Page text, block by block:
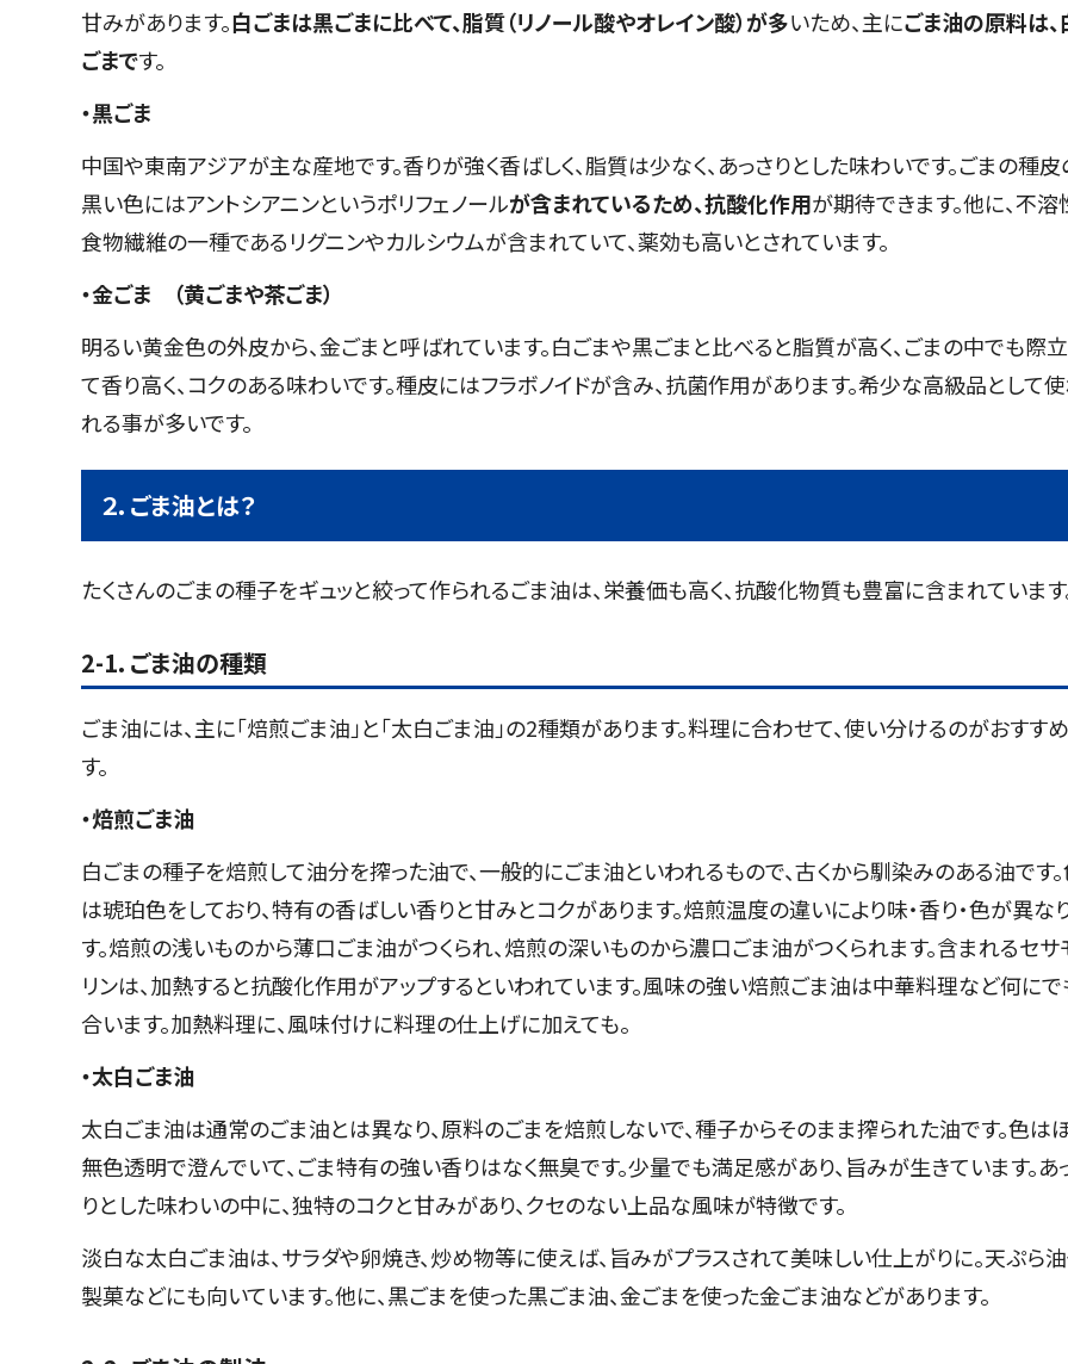
甘みがあります。白ごまは黒ごまに比べて、脂質（リノール酸やオレイン酸）が多いため、主にごま油の原料は、
ごまです。
・黒ごま
中国や東南アジアが主な産地です。香りが強く香ばしく、脂質は少なく、あっさりとした味わいです。ごまの種皮
黒い色にはアントシアニンというポリフェノールが含まれているため、抗酸化作用が期待できます。他に、不溶
食物繊維の一種であるリグニンやカルシウムが含まれていて、薬効も高いとされています。
・金ごま （黄ごまや茶ごま）
明るい黄金色の外皮から、金ごまと呼ばれています。白ごまや黒ごまと比べると脂質が高く、ごまの中でも際
て香り高く、コクのある味わいです。種皮にはフラボノイドが含み、抗菌作用があります。希少な高級品として
れる事が多いです。
２．ごま油とは？
たくさんのごまの種子をギュッと絞って作られるごま油は、栄養価も高く、抗酸化物質も豊富に含まれています
2-1．ごま油の種類
ごま油には、主に「焙煎ごま油」と「太白ごま油」の2種類があります。料理に合わせて、使い分けるのがおすす
す。
・焙煎ごま油
白ごまの種子を焙煎して油分を搾った油で、一般的にごま油といわれるもので、古くから馴染みのある油です
は琥珀色をしており、特有の香ばしい香りと甘みとコクがあります。焙煎温度の違いにより味・香り・色が異な
す。焙煎の浅いものから薄口ごま油がつくられ、焙煎の深いものから濃口ごま油がつくられます。含まれるセサ
リンは、加熱すると抗酸化作用がアップするといわれています。風味の強い焙煎ごま油は中華料理など何にで
合います。加熱料理に、風味付けに料理の仕上げに加えても。
・太白ごま油
太白ごま油は通常のごま油とは異なり、原料のごまを焙煎しないで、種子からそのまま搾られた油です。色は
無色透明で澄んでいて、ごま特有の強い香りはなく無臭です。少量でも満足感があり、旨みが生きています。あ
りとした味わいの中に、独特のコクと甘みがあり、クセのない上品な風味が特徴です。
淡白な太白ごま油は、サラダや卵焼き、炒め物等に使えば、旨みがプラスされて美味しい仕上がりに。天ぷら
製菓などにも向いています。他に、黒ごまを使った黒ごま油、金ごまを使った金ごま油などがあります。